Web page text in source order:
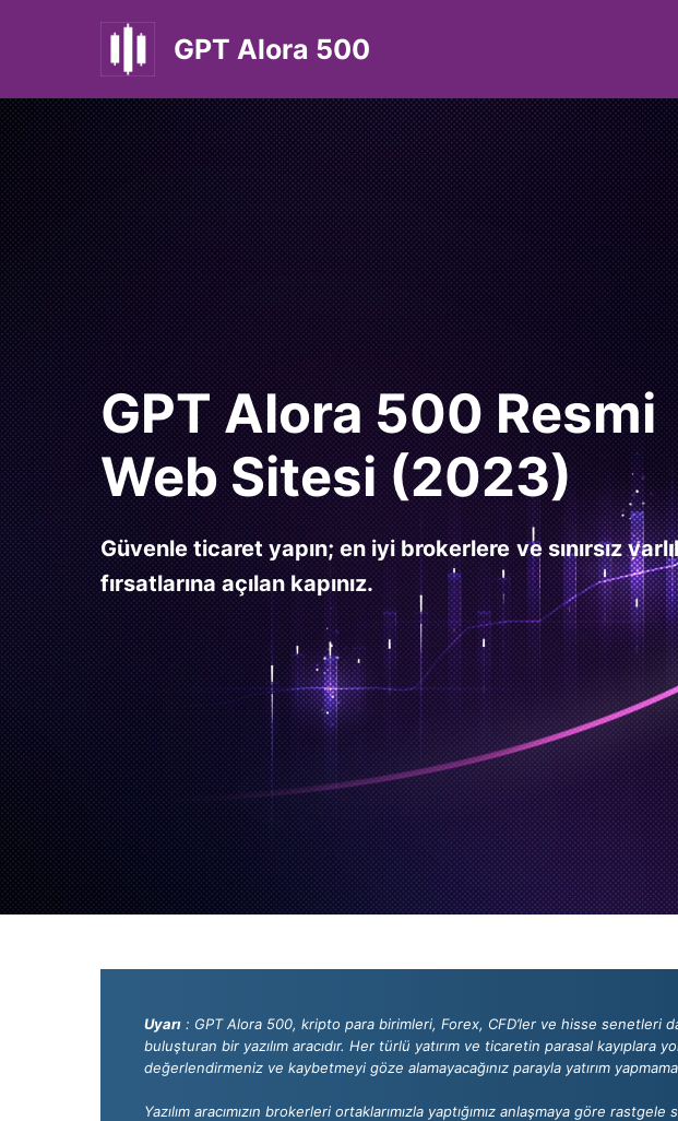
GPT Alora 500
GPT Alora 500 Resmi
Web Sitesi (2023)
Güvenle ticaret yapın; en iyi brokerlere ve sınırsız
fırsatlarına açılan kapınız.
Uyarı : GPT Alora 500, kripto para birimleri, Forex, CFD’ler ve hisse senetleri
buluşturan bir yazılım aracıdır. Her türlü yatırım ve ticaretin parasal
değerlendirmeniz ve kaybetmeyi göze alamayacağınız parayla yatırım
Yazılım aracımızın brokerleri ortaklarımızla yaptığımız anlaşmaya göre